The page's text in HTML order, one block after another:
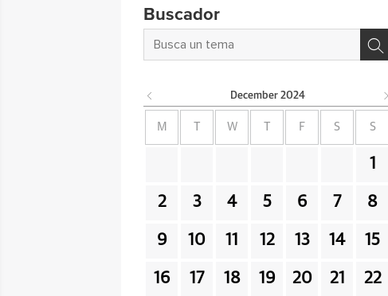
Buscador
December 2024
M W F S S
1
2 3 4 5 6 7 8
9 10 11 12 13 14 15
16 17 18 19 20 21 22